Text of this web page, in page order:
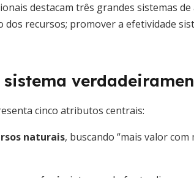
destacam três grandes sistemas
recursos; promover a efetividade
cinco atributos centrais:
naturais, buscando “mais valor